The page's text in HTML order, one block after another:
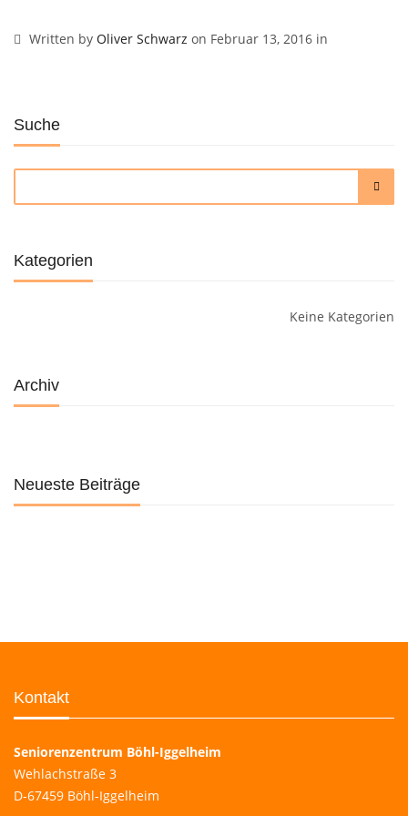
Written by Oliver Schwarz on Februar 13, 2016 in
Suche
Kategorien
Keine Kategorien
Archiv
Neueste Beiträge
Kontakt
Seniorenzentrum Böhl-Iggelheim
Wehlachstraße 3
D-67459 Böhl-Iggelheim